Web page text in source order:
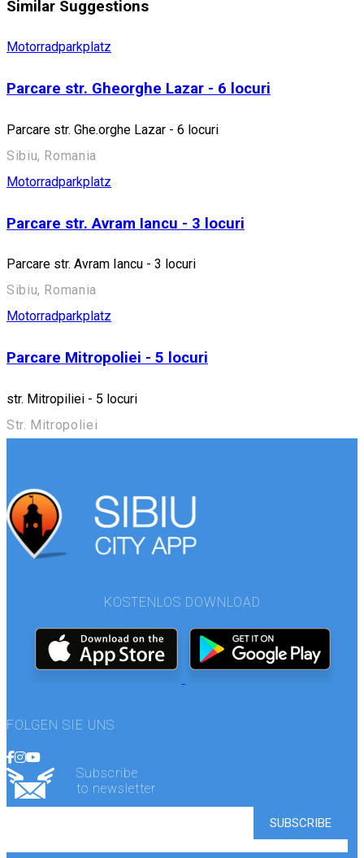
Similar Suggestions
Motorradparkplatz
Parcare str. Gheorghe Lazar - 6 locuri
Parcare str. Ghe.orghe Lazar - 6 locuri
Sibiu, Romania
Motorradparkplatz
Parcare str. Avram Iancu - 3 locuri
Parcare str. Avram Iancu - 3 locuri
Sibiu, Romania
Motorradparkplatz
Parcare Mitropoliei - 5 locuri
str. Mitropiliei - 5 locuri
Str. Mitropoliei
KOSTENLOS DOWNLOAD
FOLGEN SIE UNS
Subscribe
to newsletter